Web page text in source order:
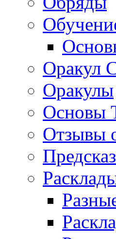
Оракул
Оракулы
Основы
Отзывы